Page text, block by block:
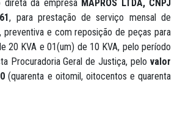
direta da empresa MAPROS LTDA, CNPJ
, para prestação de serviço mensal de
preventiva e com reposição de peças para
20 KVA e 01(um) de 10 KVA, pelo período
Procuradoria Geral de Justiça, pelo valor
(quarenta e oitomil, oitocentos e quarenta